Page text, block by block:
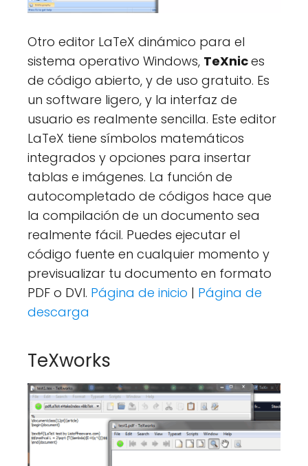
Otro editor LaTeX dinámico para el
sistema operativo Windows, TeXnices
de código abierto, y de uso gratuito. Es
un software ligero, y la interfaz de
usuario es realmente sencilla. Este editor
LaTeX tiene símbolos matemáticos
integrados y opciones para insertar
tablas e imágenes. La función de
autocompletado de códigos hace que
la compilación de un documento sea
realmente fácil. Puedes ejecutar el
código fuente en cualquier momento y
previsualizar tu documento en formato
PDF o DVI. Página de inicio | Página de
descarga
TeXworks